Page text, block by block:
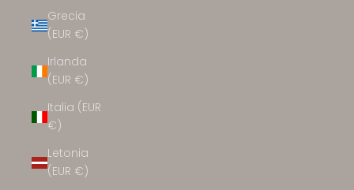
Grecia
(EUR €)
Irlanda
(EUR €)
Italia (EUR
€)
Letonia
(EUR €)